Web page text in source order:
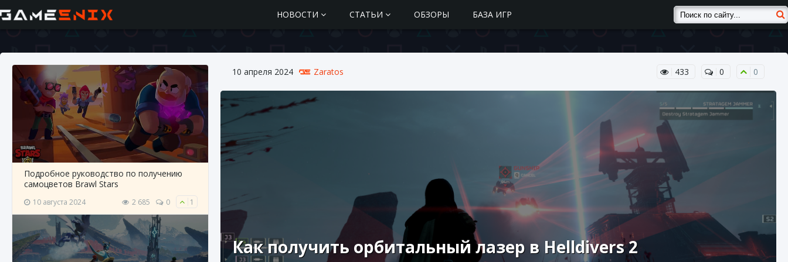
НОВОСТИ СТАТЬИ ОБЗОРЫ БАЗА ИГР
Подробное руководство по получению
самоцветов Brawl Stars
10 августа 2024 2 685 0 1
10 апреля 2024 Zaratos 433 0 0
Как получить орбитальный лазер в Helldivers 2